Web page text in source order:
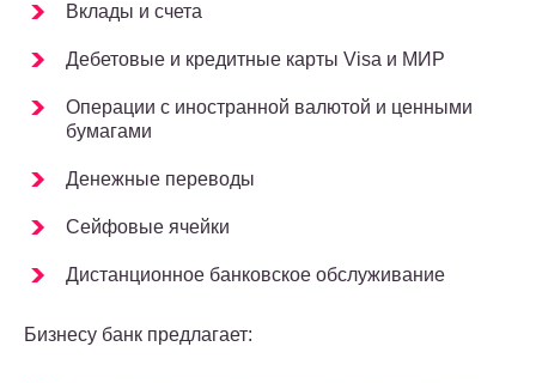
Вклады и счета
Дебетовые и кредитные карты Visa и МИР
Операции с иностранной валютой и ценными
бумагами
Денежные переводы
Сейфовые ячейки
Дистанционное банковское обслуживание
Бизнесу банк предлагает: